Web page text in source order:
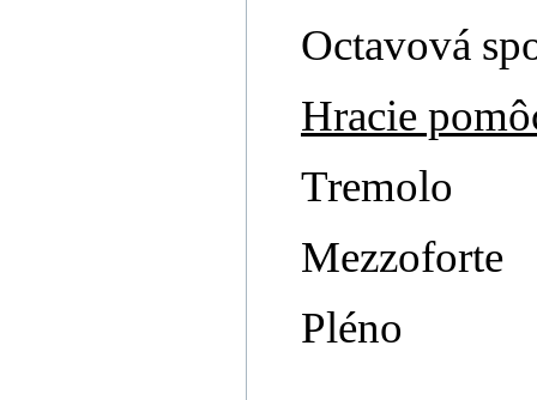
Octavová
Hracie
Tremolo
Mezzoforte
Pléno